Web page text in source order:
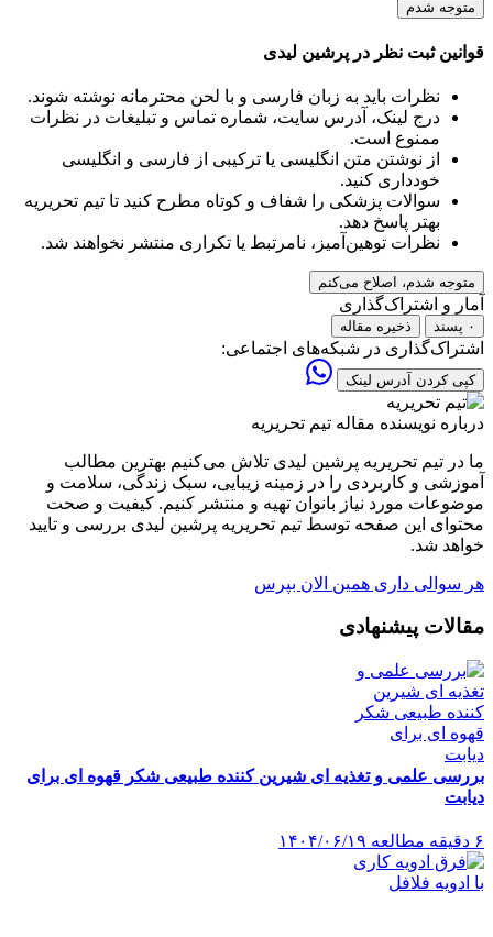
متوجه شدم
قوانین ثبت نظر در پرشین لیدی
نظرات باید به زبان فارسی و با لحن محترمانه نوشته شوند.
درج لینک، آدرس سایت، شماره تماس و تبلیغات در نظرات
ممنوع است.
از نوشتن متن انگلیسی یا ترکیبی از فارسی و انگلیسی
خودداری کنید.
سوالات پزشکی را شفاف و کوتاه مطرح کنید تا تیم تحریریه
بهتر پاسخ دهد.
نظرات توهین‌آمیز، نامرتبط یا تکراری منتشر نخواهند شد.
متوجه شدم، اصلاح می‌کنم
آمار و اشتراک‌گذاری
۰ پسند ذخیره مقاله
اشتراک‌گذاری در شبکه‌های اجتماعی:
کپی کردن آدرس لینک
درباره نویسنده مقاله تیم تحریریه
ما در تیم تحریریه پرشین لیدی تلاش می‌کنیم بهترین مطالب
آموزشی و کاربردی را در زمینه زیبایی، سبک زندگی، سلامت و
موضوعات مورد نیاز بانوان تهیه و منتشر کنیم. کیفیت و صحت
محتوای این صفحه توسط تیم تحریریه پرشین لیدی بررسی و تایید
خواهد شد.
هر سوالی داری همین الان بپرس
مقالات پیشنهادی
بررسی علمی و تغذیه‌ ای شیرین کننده طبیعی شکر قهوه ای برای
دیابت
۶ دقیقه مطالعه ۱۴۰۴/۰۶/۱۹